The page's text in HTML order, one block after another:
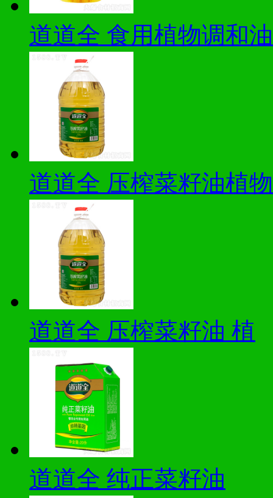
道道全 食用植物调和油
道道全 压榨菜籽油植物
道道全 压榨菜籽油 植
道道全 纯正菜籽油